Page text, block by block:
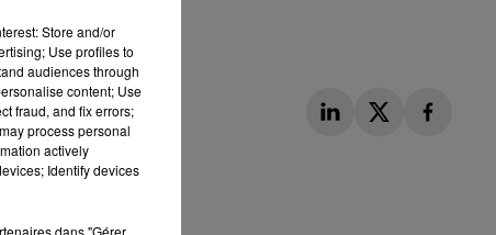
Store and/or
Use profiles to
audiences through
content; Use
fraud, and fix errors;
process personal
actively
Identify devices
dans "Gérer